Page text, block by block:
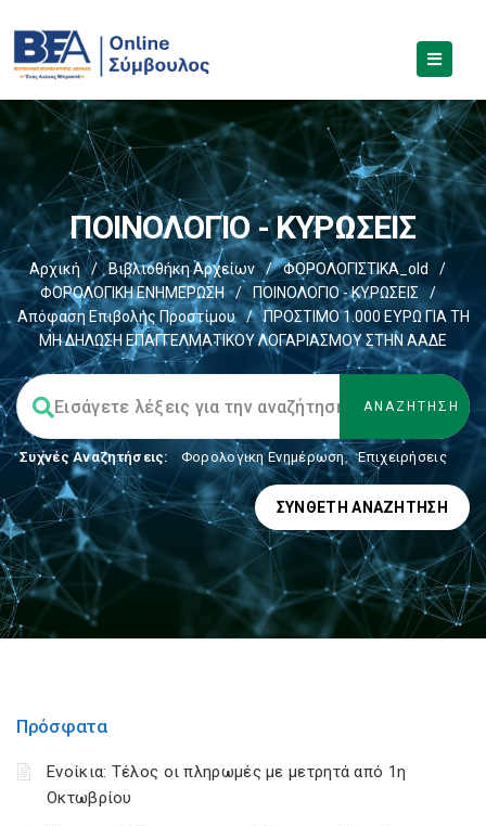
ΠΟΙΝΟΛΟΓΙΟ - ΚΥΡΩΣΕΙΣ
Αρχική / Βιβλιοθήκη Αρχείων / ΦΟΡΟΛΟΓΙΣΤΙΚΑ_old
/
ΦΟΡΟΛΟΓΙΚΗ ΕΝΗΜΕΡΩΣΗ
/ ΠΟΙΝΟΛΟΓΙΟ - ΚΥΡΩΣΕΙΣ
/
Απόφαση Επιβολής Προστίμου
/
ΠΡΟΣΤΙΜΟ 1.000 ΕΥΡΩ ΓΙΑ ΤΗ
ΜΗ ΔΗΛΩΣΗ ΕΠΑΓΓΕΛΜΑΤΙΚΟΥ ΛΟΓΑΡΙΑΣΜΟΥ ΣΤΗΝ ΑΑΔΕ
Συχνές Αναζητήσεις: Φορολογικη Ενημέρωση, Επιχειρήσεις
ΣΎΝΘΕΤΗ ΑΝΑΖΉΤΗΣΗ
Πρόσφατα
Ενοίκια: Τέλος οι πληρωμές με μετρητά από 1η
Οκτωβρίου